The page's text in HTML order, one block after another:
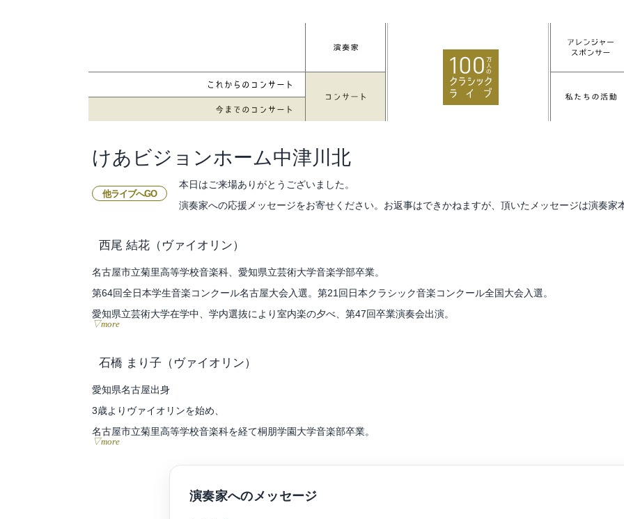
けあビジョンホーム中津川北
他ライブへGO
本日はご来場ありがとうございました。
演奏家への応援メッセージをお寄せください。お返事はできかねますが、頂いたメッセージは演奏家
西尾 結花 （ヴァイオリン）
名古屋市立菊里高等学校音楽科、愛知県立芸術大学音楽学部卒業。
第64回全日本学生音楽コンクール名古屋大会入選。第21回日本クラシック音楽コンクール全国大会入選。
愛知県立芸術大学在学中、学内選抜により室内楽の夕べ、第47回卒業演奏会出演。
第3回宗次ホール弦楽四重奏コンクールにて、原田禎夫、ヴァーツラフ・レメシュ、百武由紀の各氏のマスタークラスを受
2019年Opera Classica Europaにオーケストラメンバーとして参加し渡独。
これまでにヴァイオリンを長友野慈呼、福本泰之、林茂子、D.ノーラン、辻井淳の各氏に師事。室内楽を福本泰之、百武
室内楽やオーケストラではヴィオラ奏者としても活動。現在は東海地方を中心にソロ、室内楽、オーケストラの客演等の
▽more
石橋 まり子 （ヴァイオリン）
愛知県名古屋出身
3歳よりヴァイオリンを始め、
名古屋市立菊里高等学校音楽科を経て桐朋学園大学音楽部卒業。
ファイナルリサイタルで高い評価を得て首席で卒業した後、ベトナムのサンシンフォニーオーケストラのバイオリンニス
▽more